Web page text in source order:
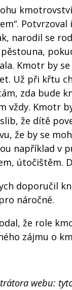
narodil se
Kmotr by
Už při křtu
zda bude
vždy. Kmotr
že dítě
že by se
například v
útočištěm.
doporučil
náročné.
že role
zájmu o
webu: